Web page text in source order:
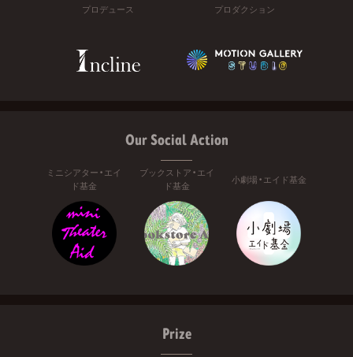
プロデュース プロダクション
Our Social Action
ミニシアター・エイ
ド基金
ブックストア・エイ
ド基金
小劇場・エイド基金
Prize